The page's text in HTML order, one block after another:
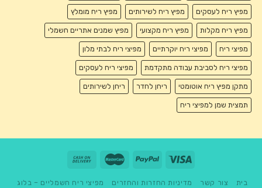
מפיץ ריח לעסקים מפיץ ריח לשירותים מפיץ ריח מומלץ
מפיץ ריח מקלות מפיץ ריח מקצועי מפיץ שמנים אתריים חשמלי
מפיצי ריח מפיצי ריח יוקרתיים מפיצי ריח לבתי מלון
מפיצי ריח לסביבת עבודה מתקדמת מפיצי ריח לעסקים
מתקן מפיץ ריח אוטומטי ריחן לחדר ריחן לשירותים
תמצית שמן למפיצי ריח
בית צור קשר מדיניות החזרות והחזרים
מפיצי ריח חשמליים – בלוג